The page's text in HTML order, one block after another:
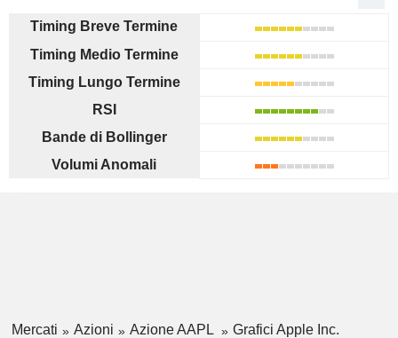
Timing Breve Termine
Timing Medio Termine
Timing Lungo Termine
RSI
Bande di Bollinger
Volumi Anomali
Mercati Azioni Azione AAPL Grafici Apple Inc.